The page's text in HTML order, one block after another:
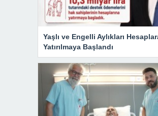
Yaşlı ve Engelli Aylıkları
Yatırılmaya Başlandı